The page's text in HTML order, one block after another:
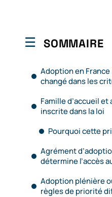
SOMMAIRE
Adoption en France
changé dans les
Famille d’accueil
inscrite dans la loi
Pourquoi cette
Agrément
détermine l’accès
Adoption plénière
règles de priorité